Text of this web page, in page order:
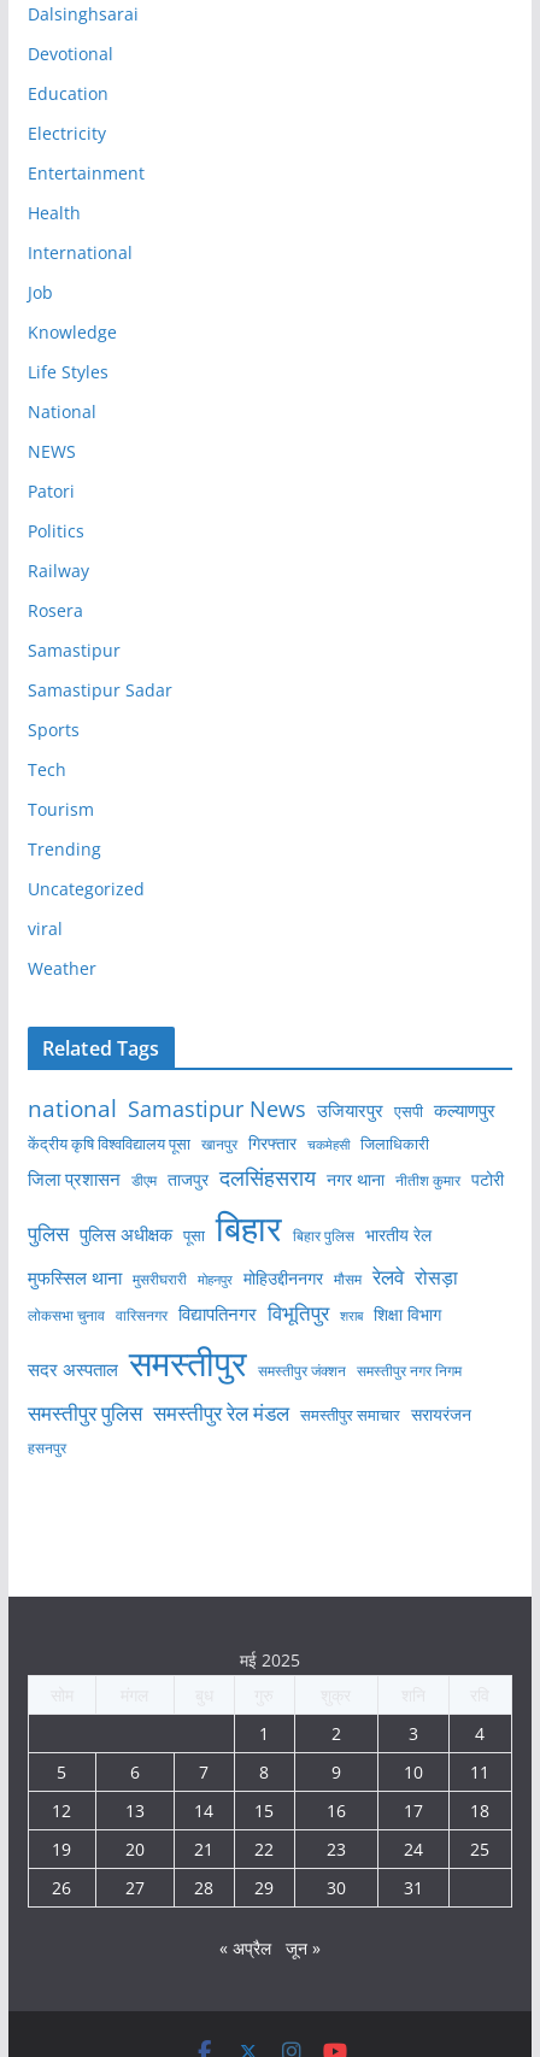
Dalsinghsarai
Devotional
Education
Electricity
Entertainment
Health
International
Job
Knowledge
Life Styles
National
NEWS
Patori
Politics
Railway
Rosera
Samastipur
Samastipur Sadar
Sports
Tech
Tourism
Trending
Uncategorized
viral
Weather
Related Tags
national Samastipur News उजियारपुर एसपी कल्याणपुर
केंद्रीय कृषि विश्वविद्यालय पूसा खानपुर गिरफ्तार चकमेहसी जिलाधिकारी
जिला प्रशासन डीएम ताजपुर दलसिंहसराय नगर थाना नीतीश कुमार पटोरी
पुलिस पुलिस अधीक्षक पूसा बिहार बिहार पुलिस भारतीय रेल
मुफस्सिल थाना मुसरीघरारी मोहनपुर मोहिउद्दीननगर मौसम रेलवे रोसड़ा
लोकसभा चुनाव वारिसनगर विद्यापतिनगर विभूतिपुर शराब शिक्षा विभाग
सदर अस्पताल समस्तीपुर समस्तीपुर जंक्शन समस्तीपुर नगर निगम
समस्तीपुर पुलिस समस्तीपुर रेल मंडल समस्तीपुर समाचार सरायरंजन
हसनपुर
मई 2025
1
2 3
4
5
6 7 8 9 10
11
12
13 14 15 16 17
18
19
20 21 22 23 24
25
26
27 28 29 30 31
« अप्रैल जून »